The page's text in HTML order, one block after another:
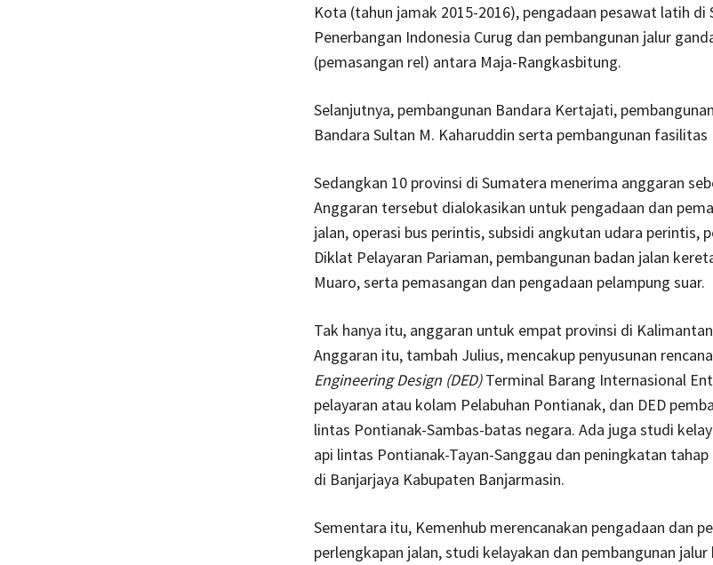
Kota (tahun jamak 2015-2016), pengadaan pesawat latih di
Penerbangan Indonesia Curug dan pembangunan jalur
(pemasangan rel) antara Maja-Rangkasbitung.
Selanjutnya, pembangunan Bandara Kertajati,
Bandara Sultan M. Kaharuddin serta pembangunan fasilitas
Sedangkan 10 provinsi di Sumatera menerima anggaran
Anggaran tersebut dialokasikan untuk pengadaan dan
jalan, operasi bus perintis, subsidi angkutan udara perintis,
Diklat Pelayaran Pariaman, pembangunan badan jalan
Muaro, serta pemasangan dan pengadaan pelampung suar.
Tak hanya itu, anggaran untuk empat provinsi di
Anggaran itu, tambah Julius, mencakup penyusunan
Engineering Design (DED)Terminal Barang Internasional
pelayaran atau kolam Pelabuhan Pontianak, dan DED
lintas Pontianak-Sambas-batas negara. Ada juga studi
api lintas Pontianak-Tayan-Sanggau dan peningkatan
di Banjarjaya Kabupaten Banjarmasin.
Sementara itu, Kemenhub merencanakan pengadaan dan
perlengkapan jalan, studi kelayakan dan pembangunan